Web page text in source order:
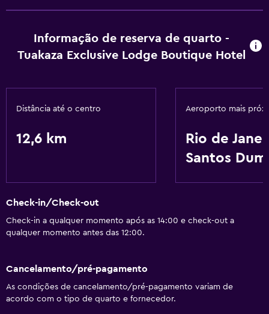
Informação de reserva de quarto -
Tuakaza Exclusive Lodge Boutique Hotel
Distância até o centro
12,6 km
Aeroporto mais
Rio de
Santos
Check-in/Check-out
Check-in a qualquer momento após as 14:00 e check-out a
qualquer momento antes das 12:00.
Cancelamento/pré-pagamento
As condições de cancelamento/pré-pagamento variam de
acordo com o tipo de quarto e fornecedor.